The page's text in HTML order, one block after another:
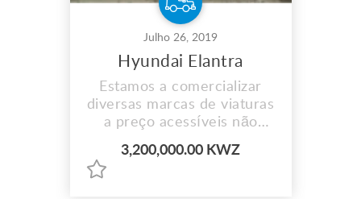
Julho 26, 2019
Hyundai Elantra
Estamos a comercializar
diversas marcas de viaturas
a preço acessíveis não
pagamento por prestação e
3,200,000.00 KWZ